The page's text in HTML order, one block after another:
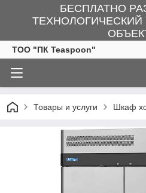
БЕСПЛАТНО
ТЕХНОЛОГИЧЕСКИЙ
ТОО "ПК Teaspoon"
Товары и услуги Шкаф